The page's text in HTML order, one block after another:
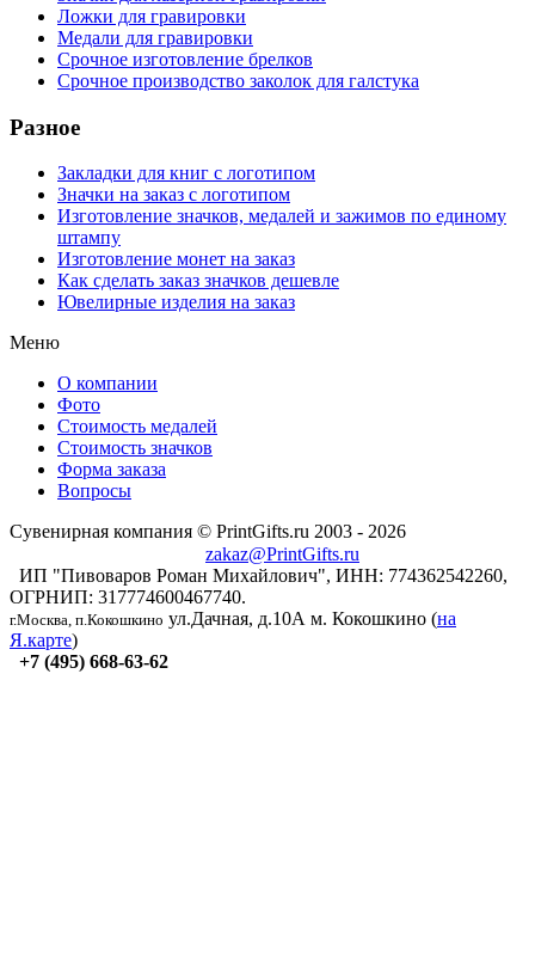
Ложки для гравировки
Медали для гравировки
Срочное изготовление брелков
Срочное производство заколок для галстука
Разное
Закладки для книг с логотипом
Значки на заказ с логотипом
Изготовление значков, медалей и зажимов по единому
штампу
Изготовление монет на заказ
Как сделать заказ значков дешевле
Ювелирные изделия на заказ
Меню
О компании
Фото
Стоимость медалей
Стоимость значков
Форма заказа
Вопросы
Сувенирная компания © PrintGifts.ru 2003 - 2026
zakaz@PrintGifts.ru
ИП "Пивоваров Роман Михайлович", ИНН: 774362542260,
ОГРНИП: 317774600467740.
г.Москва, п.Кокошкино ул.Дачная, д.10А м. Кокошкино (на
Я.карте)
+7 (495) 668-63-62